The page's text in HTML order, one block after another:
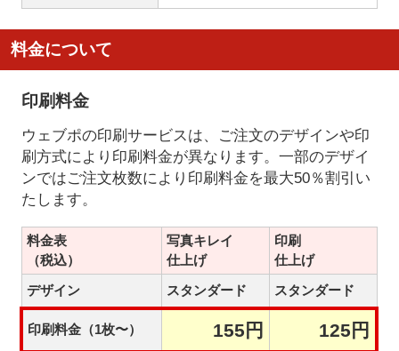
料金について
印刷料金
ウェブポの印刷サービスは、ご注文のデザインや印
刷方式により印刷料金が異なります。一部のデザイ
ンではご注文枚数により印刷料金を最大50％割引い
たします。
料金表
（税込）
写真キレイ
仕上げ
印刷
仕上げ
デザイン
スタンダード スタンダード
印刷料金（1枚〜） 155円 125円